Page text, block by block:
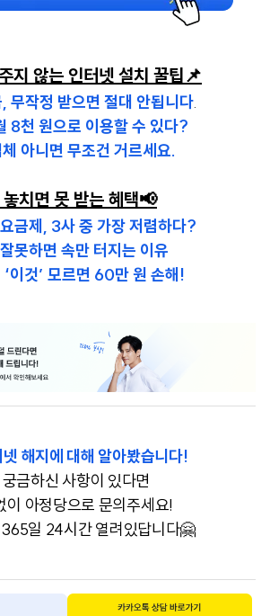
지 않는 인터넷 설치 꿀팁📌
무작정 받으면 절대 안됩니다.
8천 원으로 이용할 수 있다?
아니면 무조건 거르세요.
치면 못 받는 혜택📢
금제, 3사 중 가장 저렴하다?
못하면 속만 터지는 이유
이것’ 모르면 60만 원 손해!
해지에 대해 알아봤습니다!
금하신 사항이 있다면
이 아정당으로 문의주세요!
일 24시간 열려있답니다🤗